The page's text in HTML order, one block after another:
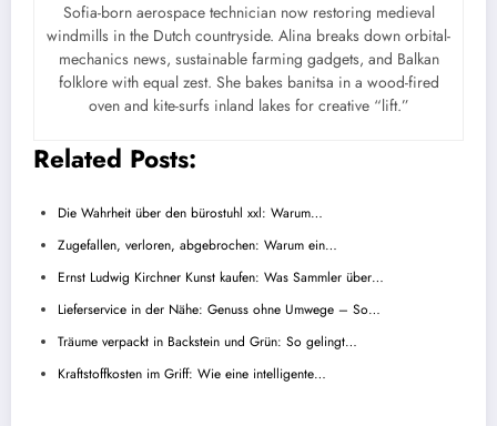
Sofia-born aerospace technician now restoring medieval
windmills in the Dutch countryside. Alina breaks down orbital-
mechanics news, sustainable farming gadgets, and Balkan
folklore with equal zest. She bakes banitsa in a wood-fired
oven and kite-surfs inland lakes for creative “lift.”
Related Posts:
Die Wahrheit über den bürostuhl xxl: Warum…
Zugefallen, verloren, abgebrochen: Warum ein…
Ernst Ludwig Kirchner Kunst kaufen: Was Sammler über…
Lieferservice in der Nähe: Genuss ohne Umwege – So…
Träume verpackt in Backstein und Grün: So gelingt…
Kraftstoffkosten im Griff: Wie eine intelligente…